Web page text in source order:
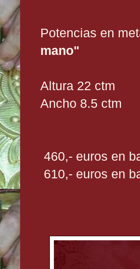
Potencias en
mano"
Altura 22 ctm
Ancho 8.5 ctm
460,- euros en
610,- euros en